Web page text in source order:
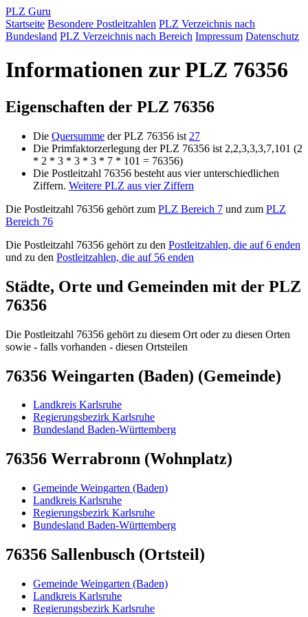
PLZ Guru
Startseite Besondere Postleitzahlen PLZ Verzeichnis nach
Bundesland PLZ Verzeichnis nach Bereich Impressum Datenschutz
Informationen zur PLZ 76356
Eigenschaften der PLZ 76356
Die Quersumme der PLZ 76356 ist 27
Die Primfaktorzerlegung der PLZ 76356 ist 2,2,3,3,3,7,101 (2
* 2 * 3 * 3 * 3 * 7 * 101 = 76356)
Die Postleitzahl 76356 besteht aus vier unterschiedlichen
Ziffern. Weitere PLZ aus vier Ziffern
Die Postleitzahl 76356 gehört zum PLZ Bereich 7 und zum PLZ
Bereich 76
Die Postleitzahl 76356 gehört zu den Postleitzahlen, die auf 6 enden
und zu den Postleitzahlen, die auf 56 enden
Städte, Orte und Gemeinden mit der PLZ
76356
Die Postleitzahl 76356 gehört zu diesem Ort oder zu diesen Orten
sowie - falls vorhanden - diesen Ortsteilen
76356 Weingarten (Baden) (Gemeinde)
Landkreis Karlsruhe
Regierungsbezirk Karlsruhe
Bundesland Baden-Württemberg
76356 Werrabronn (Wohnplatz)
Gemeinde Weingarten (Baden)
Landkreis Karlsruhe
Regierungsbezirk Karlsruhe
Bundesland Baden-Württemberg
76356 Sallenbusch (Ortsteil)
Gemeinde Weingarten (Baden)
Landkreis Karlsruhe
Regierungsbezirk Karlsruhe